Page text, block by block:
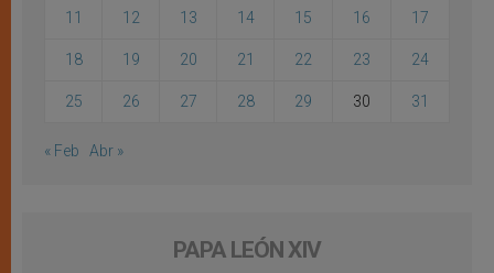
11 12 13 14 15 16 17
18 19 20 21 22 23 24
25 26 27 28 29 30 31
« Feb Abr »
PAPA LEÓN XIV